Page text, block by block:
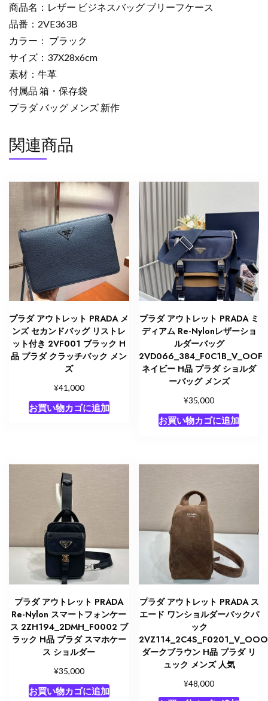
ー
ス
ブ
ラ
ッ
ク
2526472
プ
ダ
ビ
ネ
ス
ザ
個
商品名：レザー ビジネスバッグ ブリーフケース
品番：2VE363B
カラー： ブラック
サイズ：37X28x6cm
素材：牛革
付属品 箱・保存袋
プラダ バッグ メンズ 新作
関連商品
プラダ アウトレット PRADA メ
ンズ セカンドバッグ リストレ
ット付き 2VF001 ブラック H
品 プラダ クラッチバック メン
ズ
¥41,000
お買い物カゴに追加
プラダ アウトレット PRADA ミ
ディアム Re-Nylonレザーショ
ルダーバッグ
2VD066_384_F0C1B_V_OOF
ネイビー H品 プラダ ショルダ
ーバッグ メンズ
¥35,000
お買い物カゴに追加
プラダ アウトレット PRADA
Re-Nylon スマートフォンケー
ス 2ZH194_2DMH_F0002 ブ
ラック H品 プラダ スマホケー
ス ショルダー
¥35,000
お買い物カゴに追加
プラダ アウトレット PRADA ス
エード ワンショルダーバックパ
ック
2VZ114_2C4S_F0201_V_OOO
ダークブラウン H品 プラダ リ
ュック メンズ 人気
¥48,000